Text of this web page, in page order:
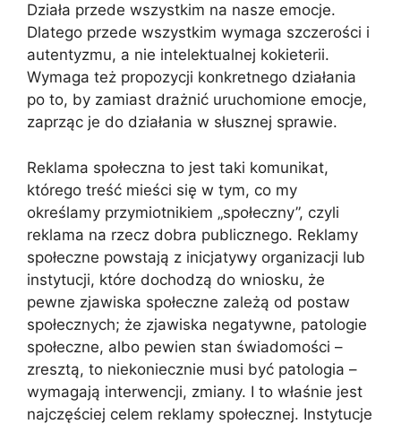
Działa przede wszystkim na nasze emocje.
Dlatego przede wszystkim wymaga szczerości i
autentyzmu, a nie intelektualnej kokieterii.
Wymaga też propozycji konkretnego działania
po to, by zamiast drażnić uruchomione emocje,
zaprząc je do działania w słusznej sprawie.
Reklama społeczna to jest taki komunikat,
którego treść mieści się w tym, co my
określamy przymiotnikiem „społeczny”, czyli
reklama na rzecz dobra publicznego. Reklamy
społeczne powstają z inicjatywy organizacji lub
instytucji, które dochodzą do wniosku, że
pewne zjawiska społeczne zależą od postaw
społecznych; że zjawiska negatywne, patologie
społeczne, albo pewien stan świadomości –
zresztą, to niekoniecznie musi być patologia –
wymagają interwencji, zmiany. I to właśnie jest
najczęściej celem reklamy społecznej. Instytucje